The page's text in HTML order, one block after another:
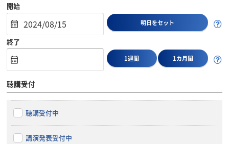
開始
明日をセット
終了
1週間 1カ月間
聴講受付
聴講受付中
講演発表受付中